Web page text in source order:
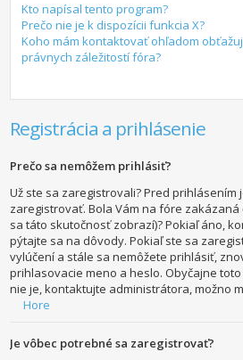
Kto napísal tento program?
Prečo nie je k dispozícii funkcia X?
Koho mám kontaktovať ohľadom
právnych záležitostí fóra?
Registrácia a prihlásenie
Prečo sa nemôžem prihlásiť?
Už ste sa zaregistrovali? Pred
zaregistrovať. Bola Vám na fóre
sa táto skutočnosť zobrazí)? Pokiaľ áno,
pýtajte sa na dôvody. Pokiaľ ste sa
vylúčení a stále sa nemôžete prihlásiť,
prihlasovacie meno a heslo. Obyčajne
nie je, kontaktujte administrátora, možno
Hore
Je vôbec potrebné sa zaregistrovať?